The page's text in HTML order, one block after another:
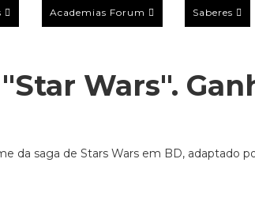
Academias Forum Saberes
Wars".
da saga de Stars Wars em BD, adaptado